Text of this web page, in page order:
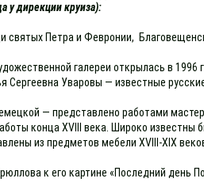
у дирекции круиза):
святых Петра и Февронии,
галереи открылась в 1996
Сергеевна Уваровы — известные
— представлено работами
конца XVIII века. Широко известны
из предметов мебели XVIII-XIX
к его картине «Последний день